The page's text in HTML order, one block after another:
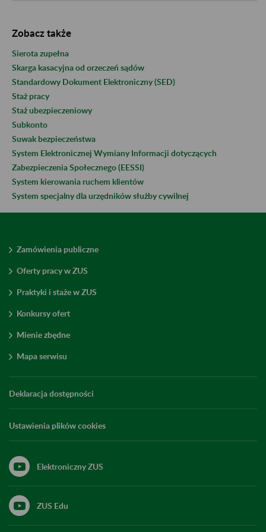
Zobacz także
Sierota zupełna
Skarga kasacyjna od orzeczeń sądów
Standardowy Dokument Elektroniczny (SED)
Staż pracy
Staż ubezpieczeniowy
Subkonto
Suwak bezpieczeństwa
System Elektronicznej Wymiany Informacji dotyczących
Zabezpieczenia Społecznego (EESSI)
System kierowania ruchem klientów
System specjalny dla urzędników służby cywilnej
Zamówienia publiczne
Oferty pracy w ZUS
Praktyki i staże w ZUS
Konkursy ofert
Mienie zbędne
Mapa serwisu
Deklaracja dostępności
Ustawienia plików cookies
Elektroniczny ZUS
ZUS Edu